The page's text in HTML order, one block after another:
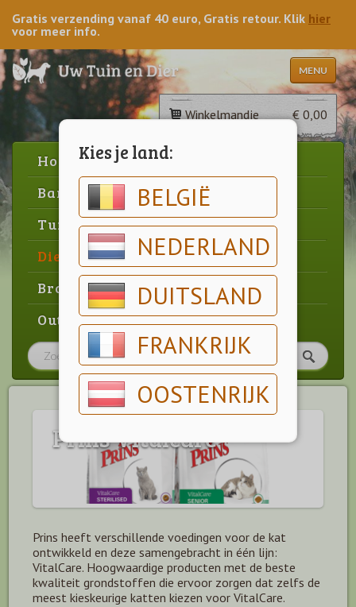
Kies je land:
BELGIË
NEDERLAND
DUITSLAND
FRANKRIJK
OOSTENRIJK
Gratis verzending vanaf 40 euro, Gratis retour. Klik hier
voor meer info.
MENU
Winkelmandje € 0,00
Home
Barbecue
Tuin
Dier
Brood & gebak
Outlet
Prins Vitalcare
Prins heeft verschillende voedingen voor de kat
ontwikkeld en deze samengebracht in één lijn:
VitalCare. Hoogwaardige producten met de beste
kwaliteit grondstoffen die ervoor zorgen dat zelfs de
meest kieskeurige katten kiezen voor VitalCare.